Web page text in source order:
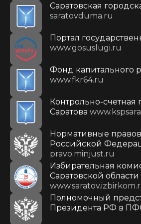
Саратовская
saratovduma.ru
Портал
www.gosuslugi.ru
Фонд капитального
www.fkr64.ru
Контрольно-счетная
Саратова
Нормативные
Российской
pravo.minjust.ru
Избирательная
Саратовской области
Полномочный
Президента РФ в